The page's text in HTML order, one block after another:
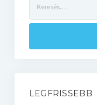
LEGFRISSEBB